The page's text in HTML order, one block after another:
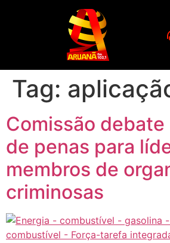
Tag:
Comissão
de penas para
membros de
criminosas